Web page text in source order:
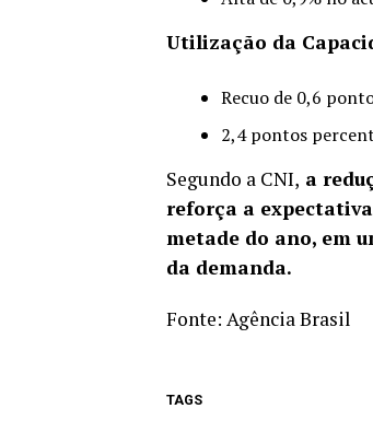
Utilização da
Recuo de 0,6
2,4 pontos
Segundo a CNI, a
reforça a
metade do ano, em
da demanda.
Fonte: Agência Brasil
TAGS